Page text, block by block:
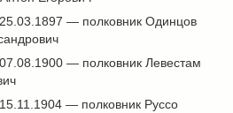
— полковник Одинцов
— полковник Левестам
— полковник Руссо